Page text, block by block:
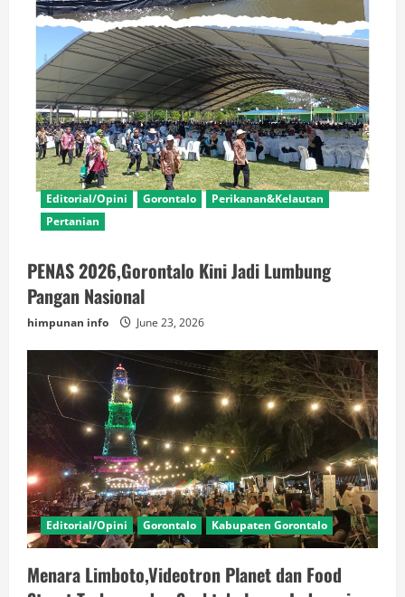
Editorial/Opini Gorontalo
Perikanan&Kelautan
Pertanian
PENAS 2026,Gorontalo Kini Jadi Lumbung
Pangan Nasional
himpunan info June 23, 2026
Editorial/Opini Gorontalo Kabupaten Gorontalo
Menara Limboto,Videotron Planet dan Food